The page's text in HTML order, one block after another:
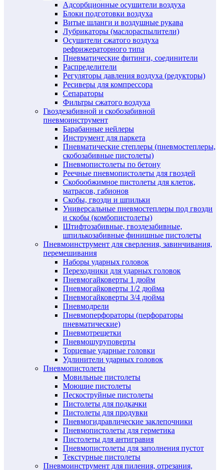
Адсорбционные осушители воздуха
Блоки подготовки воздуха
Витые шланги и воздушные рукава
Лубрикаторы (маслораспылители)
Осушители сжатого воздуха
рефрижераторного типа
Пневматические фитинги, соединители
Распределители
Регуляторы давления воздуха (редукторы)
Ресиверы для компрессора
Сепараторы
Фильтры сжатого воздуха
Гвоздезабивной и скобозабивной
пневмоинструмент
Барабанные нейлеры
Инструмент для паркета
Пневматические степлеры (пневмостеплеры,
скобозабивные пистолеты)
Пневмопистолеты по бетону
Реечные пневмопистолеты для гвоздей
Скобообжимное пистолеты для клеток,
матрасов, габионов
Скобы, гвозди и шпильки
Универсальные пневмостеплеры под гвозди
и скобы (комбопистолеты)
Штифтозабивные, гвоздезабивные,
шпилькозабивные финишные пистолеты
Пневмоинструмент для сверления, завинчивания,
перемешивания
Наборы ударных головок
Переходники для ударных головок
Пневмогайковерты 1 дюйм
Пневмогайковерты 1/2 дюйма
Пневмогайковерты 3/4 дюйма
Пневмодрели
Пневмоперфораторы (перфораторы
пневматические)
Пневмотрещетки
Пневмошуруповерты
Торцевые ударные головки
Удлинители ударных головок
Пневмопистолеты
Мовильные пистолеты
Моющие пистолеты
Пескоструйные пистолеты
Пистолеты для подкачки
Пистолеты для продувки
Пневмогидравлические заклепочники
Пневмопистолеты для герметика
Пистолеты для антигравия
Пневмопистолеты для заполнения пустот
Текстурные пистолеты
Пневмоинструмент для пиления, отрезания,